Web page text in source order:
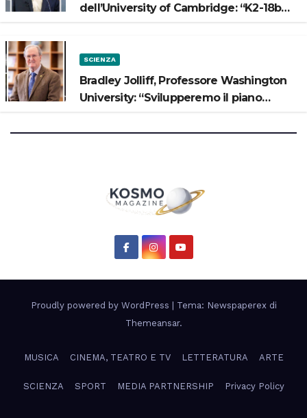
dell’University of Cambridge: “K2-18b
SCIENZA
Bradley Jolliff, Professore Washington
University: “Svilupperemo il piano
Proudly powered by WordPress
Tema: Newspaperex di
Themeansar.
MUSICA CINEMA, TEATRO E TV LETTERATURA ARTE
SCIENZA SPORT MEDIA PARTNERSHIP Privacy Policy